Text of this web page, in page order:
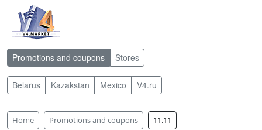
Promotions and coupons Stores
Belarus Kazakstan Mexico V4.ru
Home Promotions and coupons 11.11